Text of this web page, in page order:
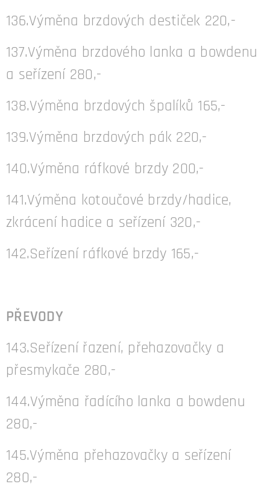
136.Výměna brzdových destiček 220,-
137.Výměna brzdového lanka a bowdenu
a seřízení 280,-
138.Výměna brzdových špalíků 165,-
139.Výměna brzdových pák 220,-
140.Výměna ráfkové brzdy 200,-
141.Výměna kotoučové brzdy/hadice,
zkrácení hadice a seřízení 320,-
142.Seřízení ráfkové brzdy 165,-
PŘEVODY
143.Seřízení řazení, přehazovačky a
přesmykače 280,-
144.Výměna řadícího lanka a bowdenu
280,-
145.Výměna přehazovačky a seřízení
280,-